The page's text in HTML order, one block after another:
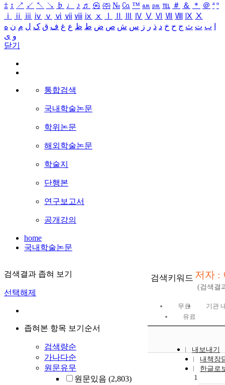
‡ ↕ ↗ ↙ ↖ ↘ ♭ ♩ ♪ ♬ ㉿ ㈜ № ㏇ ™ ㏂ ㏘ ℡ ＃ ＆ ＊ ＠ ª º
ⅰ
ⅱ ⅲ ⅳ ⅴ ⅵ ⅶ ⅷ ⅸ ⅹ Ⅳ Ⅴ Ⅵ Ⅶ Ⅷ Ⅸ Ⅹ
ب ت ث ج ح خ د ذ ر ز س ش ص ض ط ظ ع غ ف ق ک ل م ن ه
و ی
닫기
통합검색
국내학술논문
학위논문
해외학술논문
학술지
단행본
연구보고서
공개강의
home
국내학술논문
검색결과 좁혀 보기
선택해제
좁혀본 항목 보기순서
검색량순
가나다순
원문유무
원문있음 (2,803)
검색키워드 저자 :
(검색결
무료
기관
유료
내보내기
내책장
한글로
1